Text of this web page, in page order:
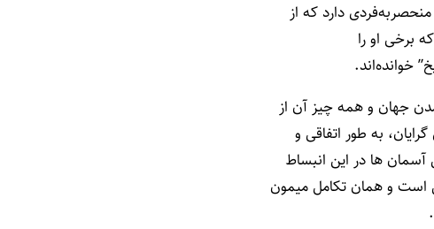
دارد که از
خوانده‌اند.
جهان و همه چیز آن از
به طور اتفاقی و
ها در این انبساط
است و همان تکامل میمون